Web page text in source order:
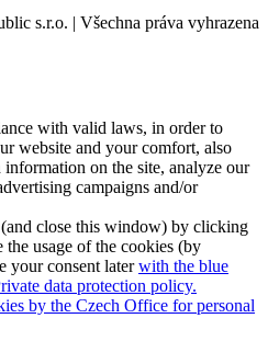
s.r.o. | Všechna práva vyhrazena
with valid laws, in order to
website and your comfort, also
on the site, analyze our
campaigns and/or
close this window) by clicking
usage of the cookies (by
your consent laterwith the blue
data protection policy.
by the Czech Office for personal